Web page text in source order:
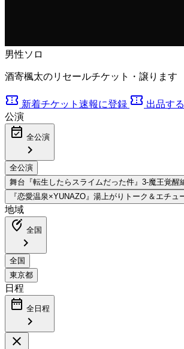
男性ソロ
酒寄楓太のリセールチケット・譲ります
confirmation_number 新着チケット速報に登録 confirmation_number 出品する
公演
event_available 全公演
chevron_right
地域
edit_location_alt 全国
chevron_right
日程
date_range 全日程
chevron_right
close